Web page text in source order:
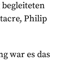
Philip
war es das